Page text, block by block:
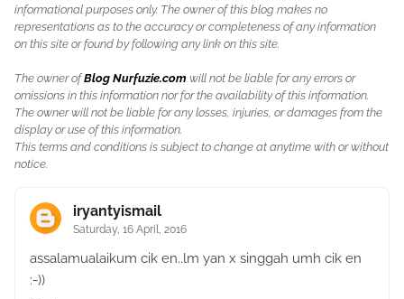
informational purposes only. The owner of this blog makes no
representations as to the accuracy or completeness of any information
on this site or found by following any link on this site.
The owner ofBlog Nurfuzie.com will not be liable for any errors or
omissions in this information nor for the availability of this information.
The owner will not be liable for any losses, injuries, or damages from the
display or use of this information.
This terms and conditions is subject to change at anytime with or without
notice.
iryantyismail
Saturday, 16 April, 2016
assalamualaikum cik en..lm yan x singgah umh cik en
:-))